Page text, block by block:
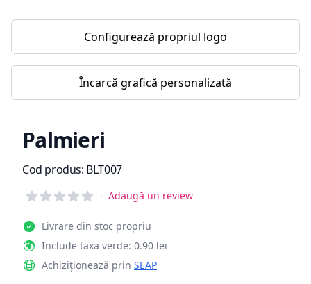
Configurează propriul logo
Încarcă grafică personalizată
Palmieri
Informații de produs
Cod produs: BLT007
Reviews
· Adaugă un review
Livrare din stoc propriu
Include taxa verde: 0.90 lei
Achiziționează prin SEAP